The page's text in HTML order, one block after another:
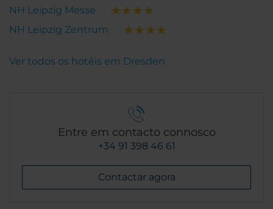
NH Leipzig Messe
NH Leipzig Zentrum
Ver todos os hotéis em Dresden
Entre em contacto connosco
+34 91 398 46 61
Contactar agora